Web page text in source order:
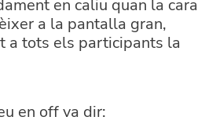
en caliu quan la cara
a la pantalla gran,
a tots els participants la
en off va dir: